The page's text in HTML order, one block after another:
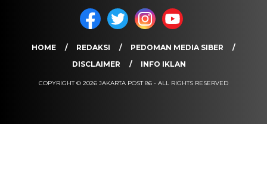
HOME REDAKSI
PEDOMAN MEDIA SIBER
DISCLAIMER
INFO IKLAN
COPYRIGHT © 2026 JAKARTA POST 86 - ALL RIGHTS RESERVED